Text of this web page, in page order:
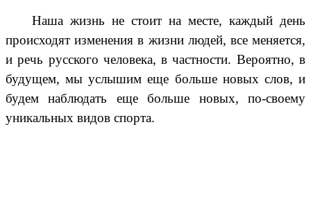
Наша жизнь не стоит на месте, каждый день
происходят изменения в жизни людей, все меняется,
и речь русского человека, в частности. Вероятно, в
будущем, мы услышим еще больше новых слов, и
будем наблюдать еще больше новых, по-своему
уникальных видов спорта.